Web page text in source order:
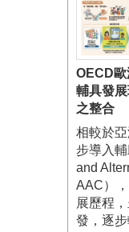
OECD
輔具發
之整合
相較於
步導入
and
AAC）
展歷程
發，逐